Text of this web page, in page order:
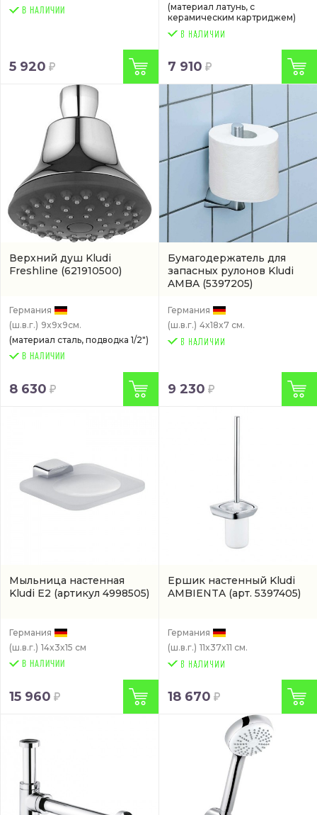
В НАЛИЧИИ
5 920
(материал латунь, с
керамическим картриджем)
7 910
Верхний душ Kludi
Freshline (621910500)
Германия
(ш.в.г.) 9x9x9см.
(материал сталь, подводка 1/2")
В НАЛИЧИИ
8 630
Бумагодержатель для
запасных рулонов Kludi
AMBA (5397205)
Германия
(ш.в.г.) 4x18x7 см.
9 230
Мыльница настенная
Kludi E2 (артикул 4998505)
Германия
(ш.в.г.) 14x3x15 см
В НАЛИЧИИ
15 960
Ершик настенный Kludi
AMBIENTA (арт. 5397405)
Германия
(ш.в.г.) 11x37x11 см.
18 670